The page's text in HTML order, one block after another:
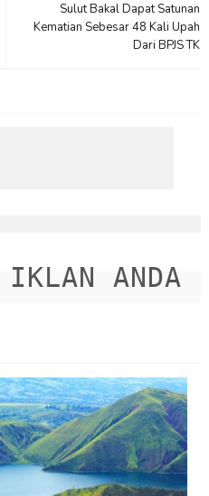
Sulut Bakal Dapat Satunan
Kematian Sebesar 48 Kali Upah
Dari BPJS TK
ANDA